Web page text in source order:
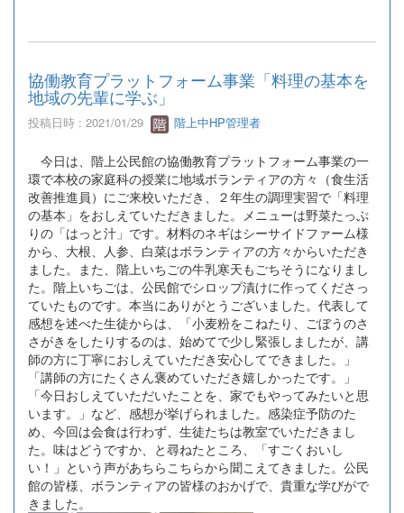
協働教育プラットフォーム事業「料理の基本を
地域の先輩に学ぶ」
投稿日時 : 2021/01/29 階上中HP管理者
今日は、階上公民館の協働教育プラットフォーム事業の一
環で本校の家庭科の授業に地域ボランティアの方々（食生活
改善推進員）にご来校いただき、２年生の調理実習で「料理
の基本」をおしえていただきました。メニューは野菜たっぷ
りの「はっと汁」です。材料のネギはシーサイドファーム様
から、大根、人参、白菜はボランティアの方々からいただき
ました。また、階上いちごの牛乳寒天もごちそうになりまし
た。階上いちごは、公民館でシロップ漬けに作ってくださっ
ていたものです。本当にありがとうございました。代表して
感想を述べた生徒からは、「小麦粉をこねたり、ごぼうのさ
さがきをしたりするのは、始めてで少し緊張しましたが、講
師の方に丁寧におしえていただき安心してできました。」
「講師の方にたくさん褒めていただき嬉しかったです。」
「今日おしえていただいたことを、家でもやってみたいと思
います。」など、感想が挙げられました。感染症予防のた
め、今回は会食は行わず、生徒たちは教室でいただきまし
た。味はどうですか、と尋ねたところ、「すごくおいし
い！」という声があちらこちらから聞こえてきました。公民
館の皆様、ボランティアの皆様のおかげで、貴重な学びがで
きました。